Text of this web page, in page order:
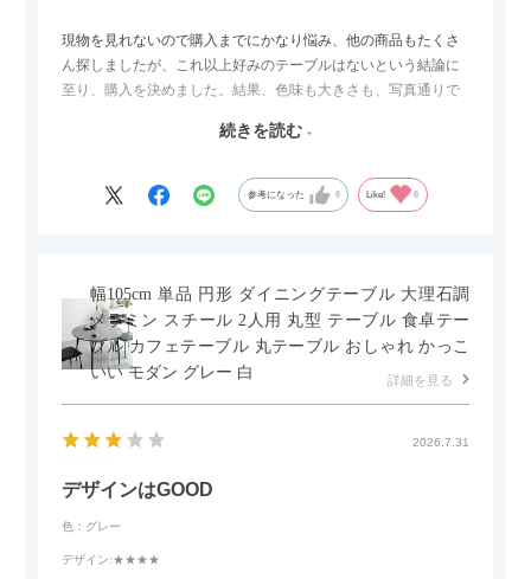
現物を見れないので購入までにかなり悩み、他の商品もたくさ
ん探しましたが、これ以上好みのテーブルはないという結論に
至り、購入を決めました。結果、色味も大きさも、写真通りで
セラミック天板が思った以上に滑りが良く、汚れも拭きやすい
はいけないかもしれません。天板が冷たいので冬にどうなるの
かなというのも気になります。
続きを読む
参考になった 0 Like! 0
幅105cm 単品 円形 ダイニングテーブル 大理石調
メラミン スチール 2人用 丸型 テーブル 食卓テー
ブル カフェテーブル 丸テーブル おしゃれ かっこ
いい モダン グレー 白
詳細を見る
2026.7.31
デザインはGOOD
色：グレー
デザイン:★★★★